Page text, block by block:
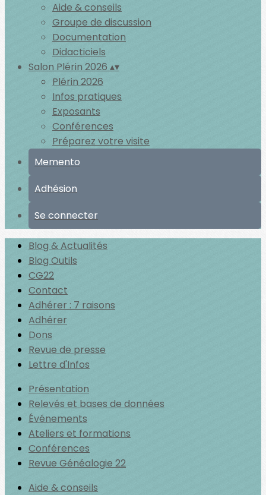
Aide & conseils
Groupe de discussion
Documentation
Didacticiels
Salon Plérin 2026 ▴▾
Plérin 2026
Infos pratiques
Exposants
Conférences
Préparez votre visite
Memento
Adhésion
Se connecter
Blog & Actualités
Blog Outils
CG22
Contact
Adhérer : 7 raisons
Adhérer
Dons
Revue de presse
Lettre d'Infos
Présentation
Relevés et bases de données
Événements
Ateliers et formations
Conférences
Revue Généalogie 22
Aide & conseils